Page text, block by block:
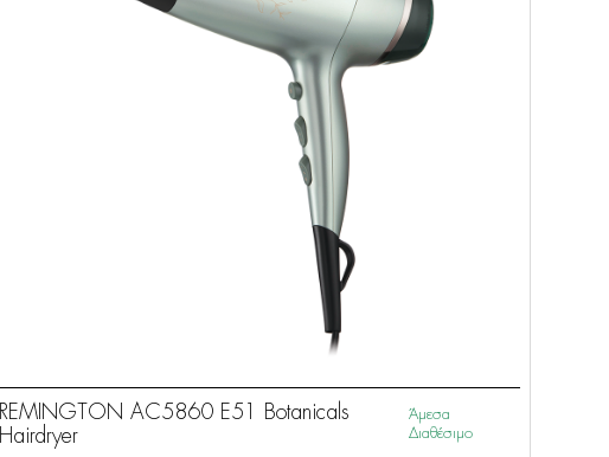
REMINGTON AC5860 E51 Botanicals
Hairdryer
Άμεσα
Διαθέσιμο